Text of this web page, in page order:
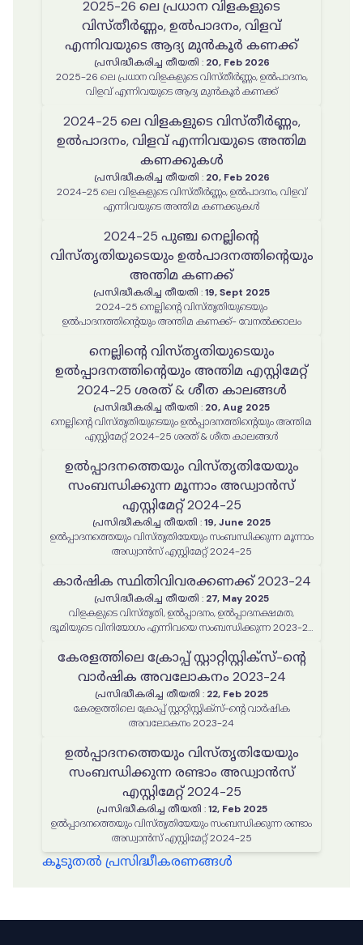
2025-26 ലെ പ്രധാന വിളകളുടെ
വിസ്തീർണ്ണം, ഉൽപാദനം, വിളവ്
എന്നിവയുടെ ആദ്യ മുൻകൂർ കണക്ക്
പ്രസിദ്ധീകരിച്ച തീയതി : 20, Feb 2026
2025-26 ലെ പ്രധാന വിളകളുടെ വിസ്തീർണ്ണം, ഉൽപാദനം,
വിളവ് എന്നിവയുടെ ആദ്യ മുൻകൂർ കണക്ക്
2024-25 ലെ വിളകളുടെ വിസ്തീർണ്ണം,
ഉൽപാദനം, വിളവ് എന്നിവയുടെ അന്തിമ
കണക്കുകൾ
പ്രസിദ്ധീകരിച്ച തീയതി : 20, Feb 2026
2024-25 ലെ വിളകളുടെ വിസ്തീർണ്ണം, ഉൽപാദനം, വിളവ്
എന്നിവയുടെ അന്തിമ കണക്കുകൾ
2024-25 പുഞ്ച നെല്ലിന്റെ
വിസ്തൃതിയുടെയും ഉൽപാദനത്തിന്റെയും
അന്തിമ കണക്ക്
പ്രസിദ്ധീകരിച്ച തീയതി :19, Sept 2025
2024-25 നെല്ലിന്റെ വിസ്തൃതിയുടെയും
ഉൽപാദനത്തിന്റെയും അന്തിമ കണക്ക്- വേനൽക്കാലം
നെല്ലിൻ്റെ വിസ്തൃതിയുടെയും
ഉൽപ്പാദനത്തിൻ്റെയും അന്തിമ എസ്റ്റിമേറ്റ്
2024-25 ശരത് & ശീത കാലങ്ങൾ
പ്രസിദ്ധീകരിച്ച തീയതി : 20, Aug 2025
നെല്ലിൻ്റെ വിസ്തൃതിയുടെയും ഉൽപ്പാദനത്തിൻ്റെയും അന്തിമ
എസ്റ്റിമേറ്റ് 2024-25 ശരത് & ശീത കാലങ്ങൾ
ഉൽപ്പാദനത്തെയും വിസ്തൃതിയേയും
സംബന്ധിക്കുന്ന മൂന്നാം അഡ്വാൻസ്
എസ്റ്റിമേറ്റ് 2024-25
പ്രസിദ്ധീകരിച്ച തീയതി :19, June 2025
ഉൽപ്പാദനത്തെയും വിസ്തൃതിയേയും സംബന്ധിക്കുന്ന മൂന്നാം
അഡ്വാൻസ് എസ്റ്റിമേറ്റ് 2024-25
കാർഷിക സ്ഥിതിവിവരക്കണക്ക് 2023-24
പ്രസിദ്ധീകരിച്ച തീയതി : 27, May 2025
വിളകളുടെ വിസ്തൃതി, ഉൽപ്പാദനം, ഉൽപ്പാദനക്ഷമത,
ഭൂമിയുടെ വിനിയോഗം എന്നിവയെ സംബന്ധിക്കുന്ന 2023-24
കേരളത്തിലെ ക്രോപ്പ് സ്റ്റാറ്റിസ്റ്റിക്‌സ്-ന്റെ
വാർഷിക അവലോകനം 2023-24
പ്രസിദ്ധീകരിച്ച തീയതി : 22, Feb 2025
കേരളത്തിലെ ക്രോപ്പ് സ്റ്റാറ്റിസ്റ്റിക്‌സ്-ന്റെ വാർഷിക
അവലോകനം 2023-24
ഉൽപ്പാദനത്തെയും വിസ്തൃതിയേയും
സംബന്ധിക്കുന്ന രണ്ടാം അഡ്വാൻസ്
എസ്റ്റിമേറ്റ് 2024-25
പ്രസിദ്ധീകരിച്ച തീയതി : 12, Feb 2025
ഉൽപ്പാദനത്തെയും വിസ്തൃതിയേയും സംബന്ധിക്കുന്ന രണ്ടാം
അഡ്വാൻസ് എസ്റ്റിമേറ്റ് 2024-25
കൂടുതൽ പ്രസിദ്ധീകരണങ്ങൾ